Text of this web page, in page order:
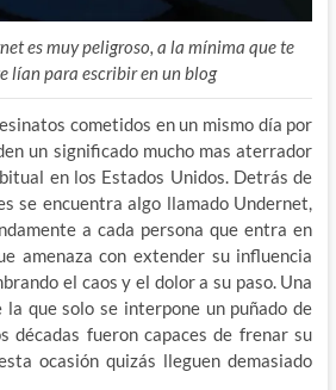
es muy peligroso, a la mínima que te
lían para escribir en un blog
cometidos en un mismo día por
un significado mucho mas aterrador
en los Estados Unidos. Detrás de
se encuentra algo llamado Undernet,
a cada persona que entra en
amenaza con extender su influencia
el caos y el dolor a su paso. Una
que solo se interpone un puñado de
décadas fueron capaces de frenar su
ocasión quizás lleguen demasiado